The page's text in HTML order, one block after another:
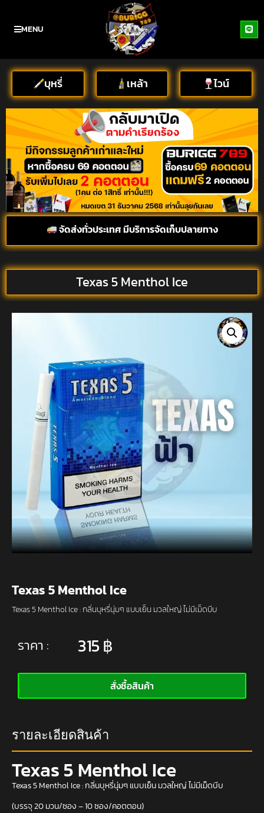
MENU
บุหรี่ เหล้า ไวน์
จัดส่งทั่วประเทศ มีบริการจัดเก็บปลายทาง
Texas 5 Menthol Ice
Texas 5 Menthol Ice
Texas 5 Menthol Ice : กลิ่นบุหรี่นุ่มๆ แบบเย็น มวลใหญ่ ไม่มีเม็ดบีบ
ราคา : 315฿
สั่งซื้อสินค้า
รายละเอียดสินค้า
Texas 5 Menthol Ice
Texas 5 Menthol Ice : กลิ่นบุหรี่นุ่มๆ แบบเย็น มวลใหญ่ ไม่มีเม็ดบีบ
(บรรจุ 20 มวน/ซอง – 10 ซอง/คอตตอน)